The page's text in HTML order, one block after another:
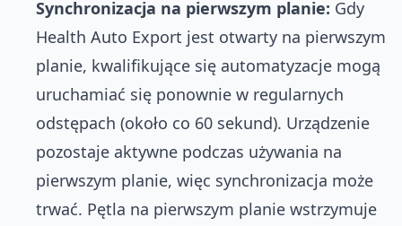
Synchronizacja na pierwszym planie: Gdy
Health Auto Export jest otwarty na pierwszym
planie, kwalifikujące się automatyzacje mogą
uruchamiać się ponownie w regularnych
odstępach (około co 60 sekund). Urządzenie
pozostaje aktywne podczas używania na
pierwszym planie, więc synchronizacja może
trwać. Pętla na pierwszym planie wstrzymuje